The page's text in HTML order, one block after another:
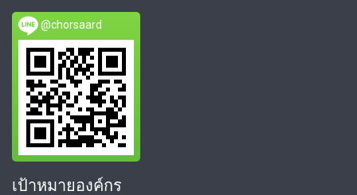
@chorsaard
เป้าหมายองค์กร